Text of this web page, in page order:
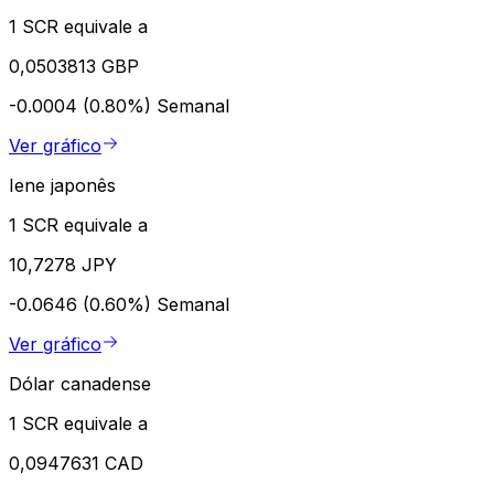
1 SCR equivale a
0,0503813 GBP
-0.0004 (0.80%) Semanal
Ver gráfico
Iene japonês
1 SCR equivale a
10,7278 JPY
-0.0646 (0.60%) Semanal
Ver gráfico
Dólar canadense
1 SCR equivale a
0,0947631 CAD